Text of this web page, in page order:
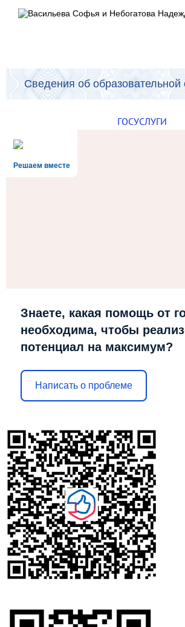
Сведения об образовательной
ГОСУСЛУГИ
Решаем вместе
Знаете, какая помощь от
необходима, чтобы
потенциал на максимум?
Написать о проблеме